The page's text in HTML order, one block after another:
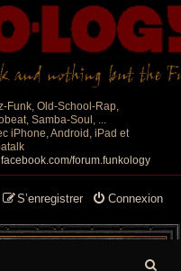
Funk, Old-School-Rap,
Samba-Soul, ...
iPhone, Android, iPad et
facebook.com/forum.funkology
Connexion
S’enregistrer